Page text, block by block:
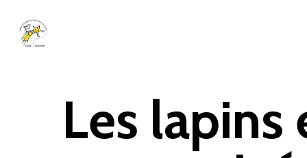
main
Les lapins